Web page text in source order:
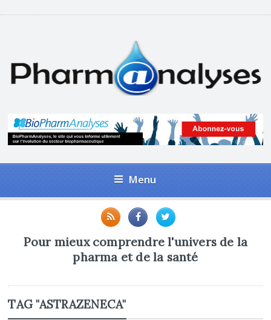
Menu
Pour mieux comprendre l'univers de la
pharma et de la santé
TAG "ASTRAZENECA"